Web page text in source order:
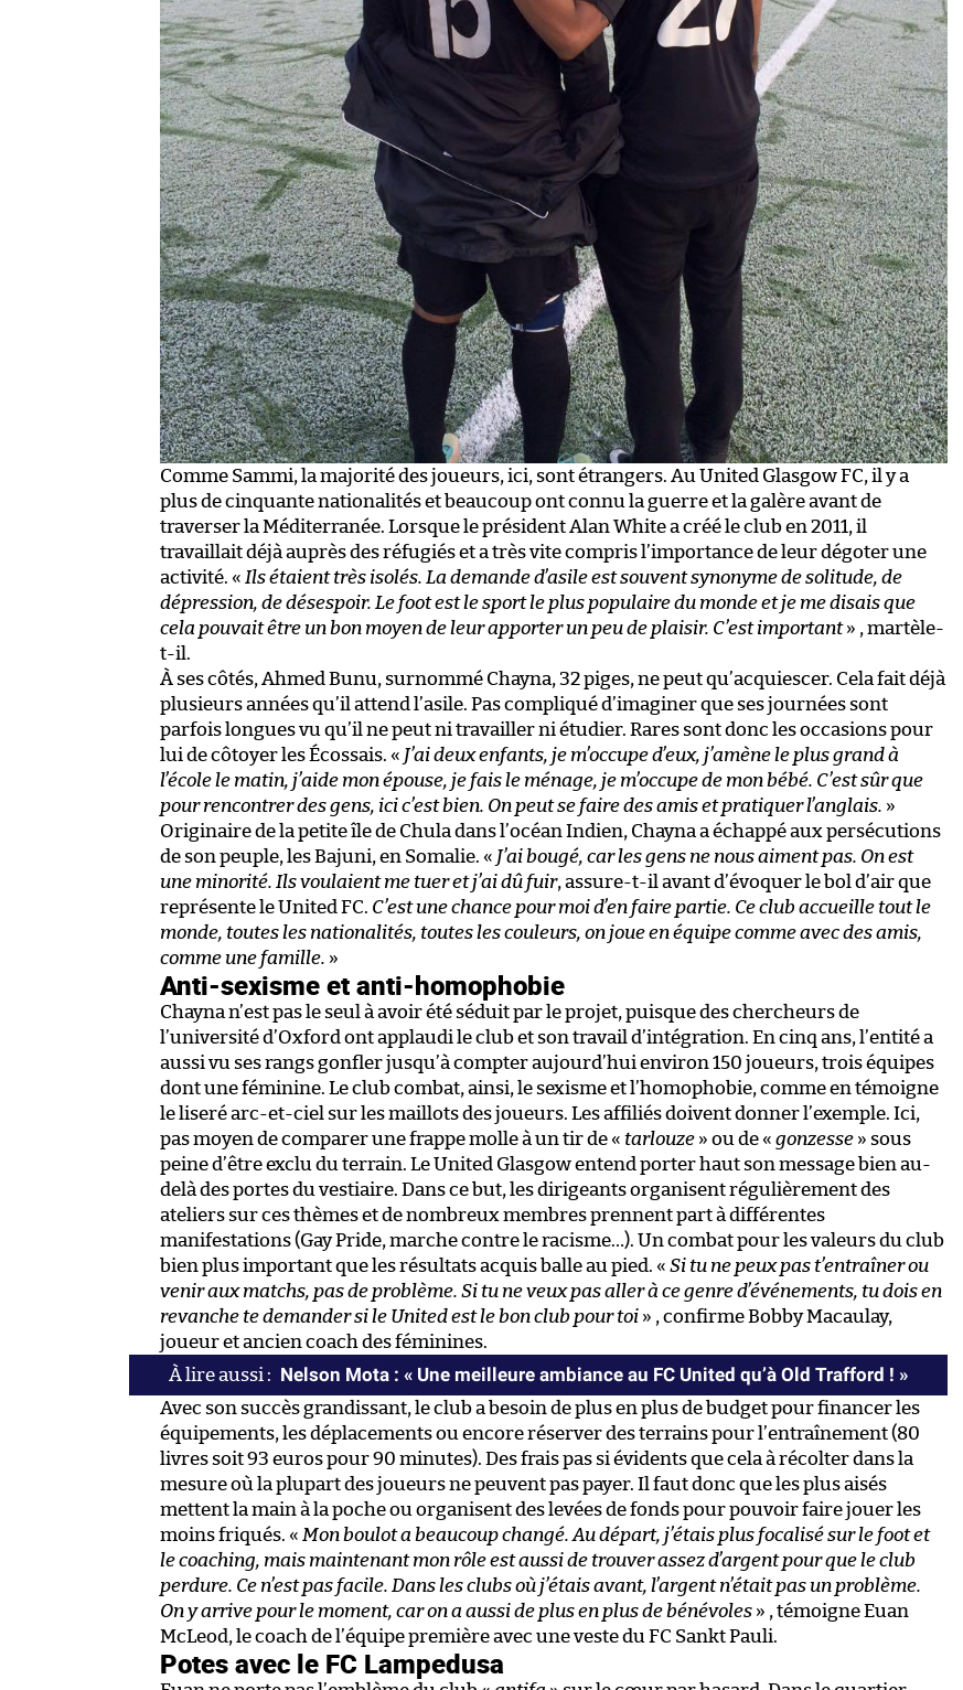
Comme Sammi, la majorité des joueurs, ici, sont étrangers. Au United Glasgow FC, il y a
plus de cinquante nationalités et beaucoup ont connu la guerre et la galère avant de
traverser la Méditerranée. Lorsque le président Alan White a créé le club en 2011, il
travaillait déjà auprès des réfugiés et a très vite compris l’importance de leur dégoter une
activité. « Ils étaient très isolés. La demande d’asile est souvent synonyme de solitude, de
dépression, de désespoir. Le foot est le sport le plus populaire du monde et je me disais que
cela pouvait être un bon moyen de leur apporter un peu de plaisir. C’est important» , martèle-
t-il.
À ses côtés, Ahmed Bunu, surnommé Chayna, 32 piges, ne peut qu’acquiescer. Cela fait déjà
plusieurs années qu’il attend l’asile. Pas compliqué d’imaginer que ses journées sont
parfois longues vu qu’il ne peut ni travailler ni étudier. Rares sont donc les occasions pour
lui de côtoyer les Écossais. « J’ai deux enfants, je m’occupe d’eux, j’amène le plus grand à
l’école le matin, j’aide mon épouse, je fais le ménage, je m’occupe de mon bébé. C’est sûr que
pour rencontrer des gens, ici c’est bien. On peut se faire des amis et pratiquer l’anglais. »
Originaire de la petite île de Chula dans l’océan Indien, Chayna a échappé aux persécutions
de son peuple, les Bajuni, en Somalie. « J’ai bougé, car les gens ne nous aiment pas. On est
une minorité. Ils voulaient me tuer et j’ai dû fuir, assure-t-il avant d’évoquer le bol d’air que
représente le United FC. C’est une chance pour moi d’en faire partie. Ce club accueille tout le
monde, toutes les nationalités, toutes les couleurs, on joue en équipe comme avec des amis,
comme une famille. »
Anti-sexisme et anti-homophobie
Chayna n’est pas le seul à avoir été séduit par le projet, puisque des chercheurs de
l’université d’Oxford ont applaudi le club et son travail d’intégration. En cinq ans, l’entité a
aussi vu ses rangs gonfler jusqu’à compter aujourd’hui environ 150 joueurs, trois équipes
dont une féminine. Le club combat, ainsi, le sexisme et l’homophobie, comme en témoigne
le liseré arc-et-ciel sur les maillots des joueurs. Les affiliés doivent donner l’exemple. Ici,
pas moyen de comparer une frappe molle à un tir de « tarlouze » ou de « gonzesse » sous
peine d’être exclu du terrain. Le United Glasgow entend porter haut son message bien au-
delà des portes du vestiaire. Dans ce but, les dirigeants organisent régulièrement des
ateliers sur ces thèmes et de nombreux membres prennent part à différentes
manifestations (Gay Pride, marche contre le racisme…). Un combat pour les valeurs du club
bien plus important que les résultats acquis balle au pied. « Si tu ne peux pas t’entraîner ou
venir aux matchs, pas de problème. Si tu ne veux pas aller à ce genre d’événements, tu dois en
revanche te demander si le United est le bon club pour toi » , confirme Bobby Macaulay,
joueur et ancien coach des féminines.
Nelson Mota : « Une meilleure ambiance au FC United qu’à Old Trafford ! »
Avec son succès grandissant, le club a besoin de plus en plus de budget pour financer les
équipements, les déplacements ou encore réserver des terrains pour l’entraînement (80
livres soit 93 euros pour 90 minutes). Des frais pas si évidents que cela à récolter dans la
mesure où la plupart des joueurs ne peuvent pas payer. Il faut donc que les plus aisés
mettent la main à la poche ou organisent des levées de fonds pour pouvoir faire jouer les
moins friqués. « Mon boulot a beaucoup changé. Au départ, j’étais plus focalisé sur le foot et
le coaching, mais maintenant mon rôle est aussi de trouver assez d’argent pour que le club
perdure. Ce n’est pas facile. Dans les clubs où j’étais avant, l’argent n’était pas un problème.
On y arrive pour le moment, car on a aussi de plus en plus de bénévoles » , témoigne Euan
McLeod, le coach de l’équipe première avec une veste du FC Sankt Pauli.
Potes avec le FC Lampedusa